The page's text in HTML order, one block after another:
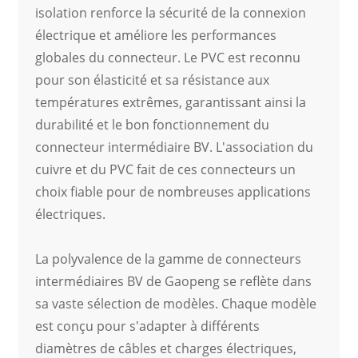
isolation renforce la sécurité de la connexion
électrique et améliore les performances
globales du connecteur. Le PVC est reconnu
pour son élasticité et sa résistance aux
températures extrêmes, garantissant ainsi la
durabilité et le bon fonctionnement du
connecteur intermédiaire BV. L'association du
cuivre et du PVC fait de ces connecteurs un
choix fiable pour de nombreuses applications
électriques.
La polyvalence de la gamme de connecteurs
intermédiaires BV de Gaopeng se reflète dans
sa vaste sélection de modèles. Chaque modèle
est conçu pour s'adapter à différents
diamètres de câbles et charges électriques,